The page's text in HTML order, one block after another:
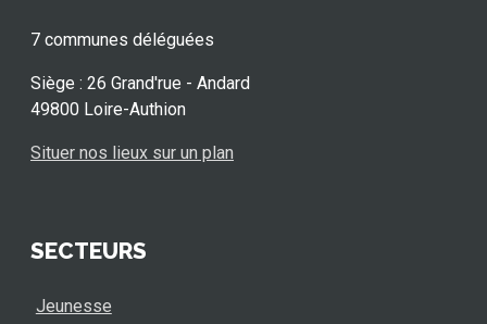
7 communes déléguées
Siège : 26 Grand'rue - Andard
49800 Loire-Authion
Situer nos lieux sur un plan
SECTEURS
Jeunesse